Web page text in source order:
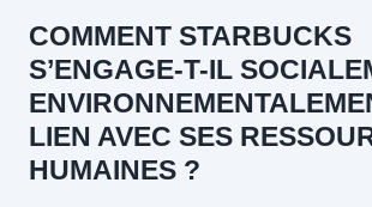
COMMENT STARBUCKS
S’ENGAGE-T-IL
LIEN AVEC SES
HUMAINES ?